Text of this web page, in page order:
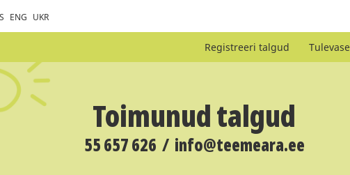
ENG UKR
Registreeri talgud
Toimunud talgud
55 657 626 / info@teemeara.ee